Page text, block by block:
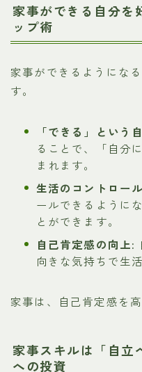
家事ができる自分を
ップ術
家事ができるようにな
す。
「できる」という
ることで、「自分
まれます。
生活のコントロー
ールできるように
とができます。
自己肯定感の向上:
向きな気持ちで生
家事は、自己肯定感を
家事スキルは「自立
への投資